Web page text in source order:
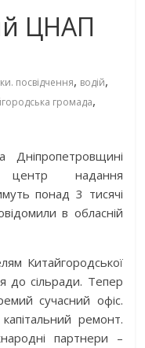
ЦНАП
посвідчення, водій,
громада,
Дніпропетровщині
центр надання
понад 3 тисячі
в обласній
Китайгородської
до сільради. Тепер
сучасний офіс.
ремонт.
партнери –